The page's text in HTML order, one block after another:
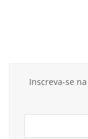
Inscreva-se